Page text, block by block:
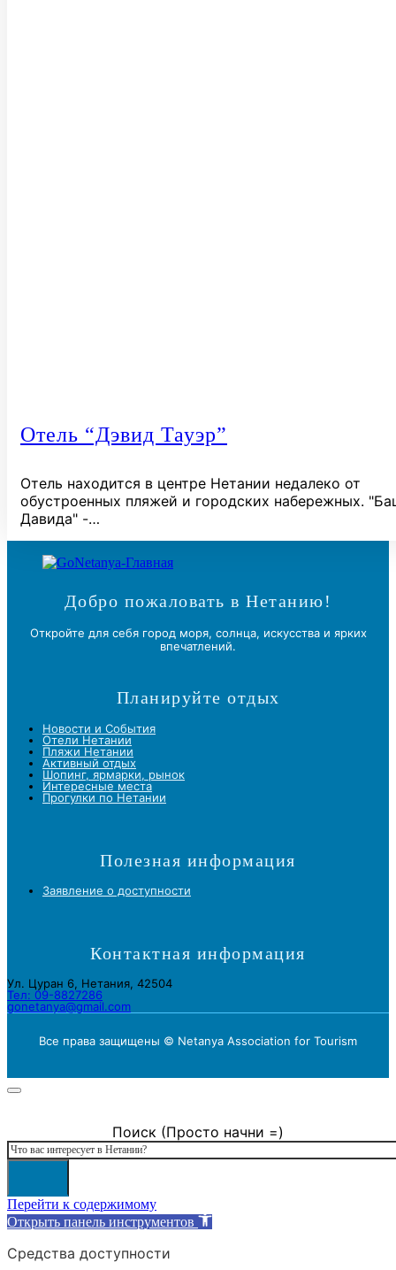
Отель “Дэвид Тауэр”
Отель находится в центре Нетании недалеко от
обустроенных пляжей и городских набережных.
Давида" -…
Добро пожаловать в Нетанию!
Откройте для себя город моря, солнца, искусства и ярких
впечатлений.
Планируйте отдых
Новости и Cобытия
Отели Нетании
Пляжи Нетании
Активный отдых
Шопинг, ярмарки, рынок
Интересные места
Прогулки по Нетании
Полезная информация
Заявление о доступности
Контактная информация
Ул. Цуран 6, Нетания, 42504
Тел: 09-8827286
gonetanya@gmail.com
Все права защищены © Netanya Association for Tourism
Поиск (Просто начни =)
Поиск
Перейти к содержимому
Открыть панель инструментов
Средства доступности